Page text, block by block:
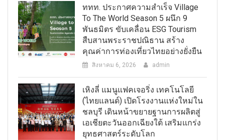
ททท. ประกาศความสำเร็จ Village
To The World Season 5 ผนึก 9
พันธมิตร ขับเคลื่อน ESG Tourism
สืบสานพระราชปณิธาน สร้าง
คุณค่าการท่องเที่ยวไทยอย่างยั่งยืน
สิงหาคม 6, 2026 admin
เหิงลี่ แมนูแฟคเจอริ่ง เทคโนโลยี
(ไทยแลนด์) เปิดโรงงานแห่งใหม่ใน
ชลบุรี เดินหน้าขยายฐานการผลิตสู่
เอเชียตะวันออกเฉียงใต้ เสริมแกร่ง
ยุทธศาสตร์ระดับโลก